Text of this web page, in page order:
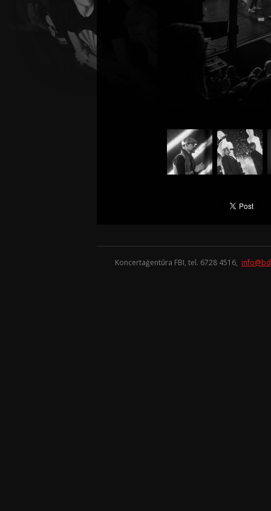
Koncertaģentūra FBI, tel. 6728 4516,